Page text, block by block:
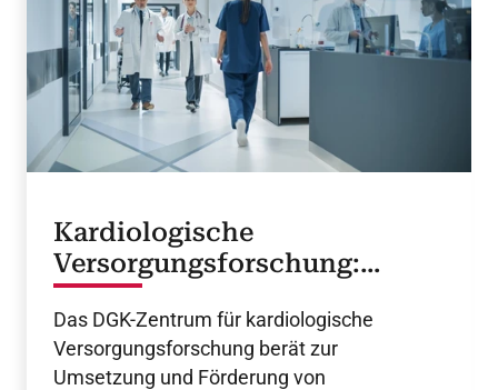
Kardiologische
Versorgungsforschung:
Projekte des DGK-Zentrums
Das DGK-Zentrum für kardiologische
Versorgungsforschung berät zur
Umsetzung und Förderung von